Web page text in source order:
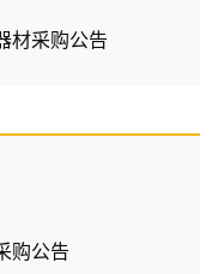
材采购公告
购公告